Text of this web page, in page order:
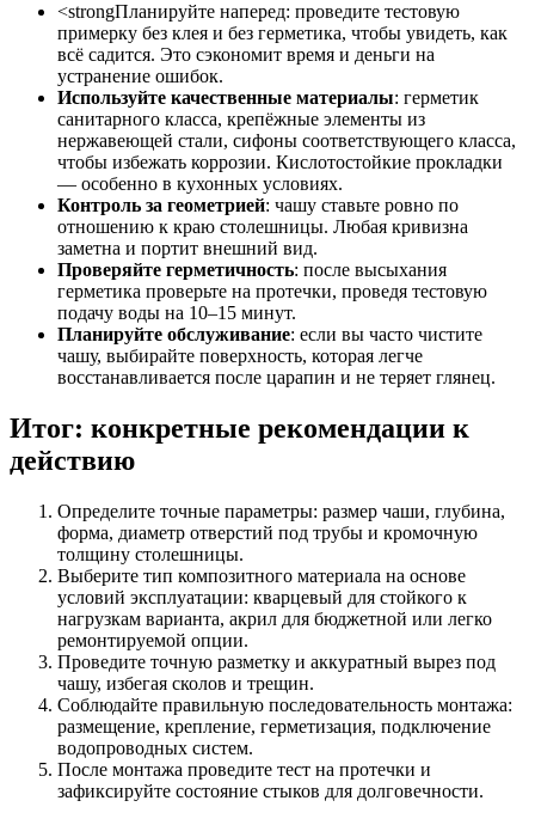
<strongПланируйте наперед: проведите тестовую
примерку без клея и без герметика, чтобы увидеть, как
всё садится. Это сэкономит время и деньги на
устранение ошибок.
Используйте качественные материалы: герметик
санитарного класса, крепёжные элементы из
нержавеющей стали, сифоны соответствующего класса,
чтобы избежать коррозии. Кислотостойкие прокладки
— особенно в кухонных условиях.
Контроль за геометрией: чашу ставьте ровно по
отношению к краю столешницы. Любая кривизна
заметна и портит внешний вид.
Проверяйте герметичность: после высыхания
герметика проверьте на протечки, проведя тестовую
подачу воды на 10–15 минут.
Планируйте обслуживание: если вы часто чистите
чашу, выбирайте поверхность, которая легче
восстанавливается после царапин и не теряет глянец.
Итог: конкретные рекомендации к
действию
Определите точные параметры: размер чаши, глубина,
форма, диаметр отверстий под трубы и кромочную
толщину столешницы.
Выберите тип композитного материала на основе
условий эксплуатации: кварцевый для стойкого к
нагрузкам варианта, акрил для бюджетной или легко
ремонтируемой опции.
Проведите точную разметку и аккуратный вырез под
чашу, избегая сколов и трещин.
Соблюдайте правильную последовательность монтажа:
размещение, крепление, герметизация, подключение
водопроводных систем.
После монтажа проведите тест на протечки и
зафиксируйте состояние стыков для долговечности.